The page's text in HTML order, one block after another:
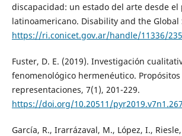
discapacidad: un estado del arte desde el
latinoamericano. Disability and the Global
https://ri.conicet.gov.ar/handle/11336/
Fuster, D. E. (2019). Investigación
fenomenológico hermenéutico. Propósitos
representaciones, 7(1), 201-229.
https://doi.org/10.20511/pyr2019.v7n1.267
García, R., Irarrázaval, M., López, I.,